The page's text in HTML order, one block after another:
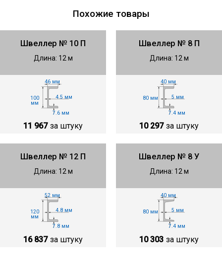
Похожие товары
Швеллер № 10 П
Длина: 12 м
46 мм
100
мм
4.5 мм
7.6 мм
11 967 за штуку
Швеллер № 8 П
Длина: 12 м
40 мм
80 мм 5 мм
7.4 мм
10 297 за штуку
Швеллер № 12 П
Длина: 12 м
52 мм
120
мм
4.8 мм
7.8 мм
16 837 за штуку
Швеллер № 8 У
Длина: 12 м
40 мм
80 мм 5 мм
7.4 мм
10 303 за штуку